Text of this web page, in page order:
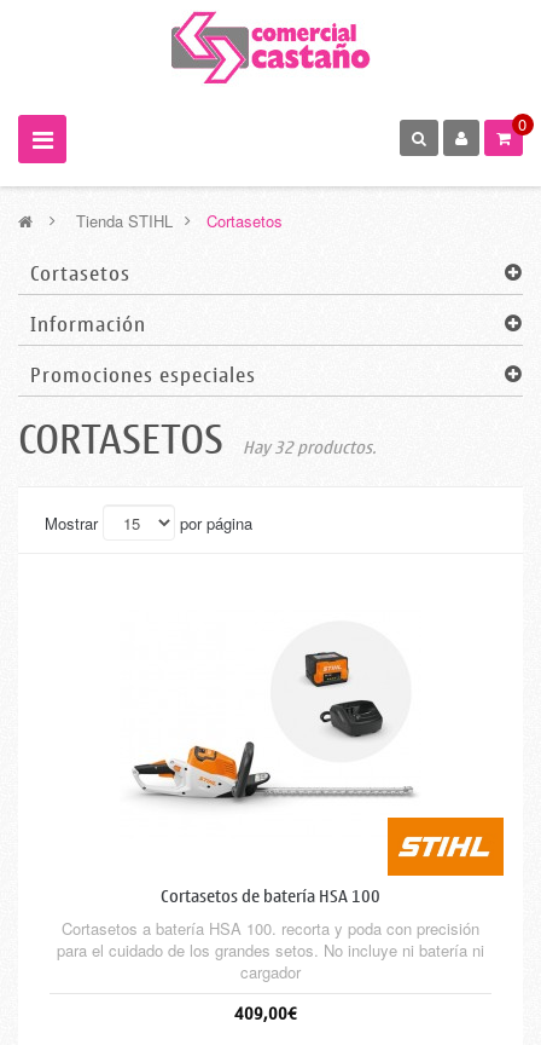
0
> Tienda STIHL > Cortasetos
Cortasetos
Información
Promociones especiales
CORTASETOS Hay 32 productos.
Mostrar por página
Cortasetos de batería HSA 100
Cortasetos a batería HSA 100. recorta y poda con precisión
para el cuidado de los grandes setos. No incluye ni batería ni
cargador
409,00€